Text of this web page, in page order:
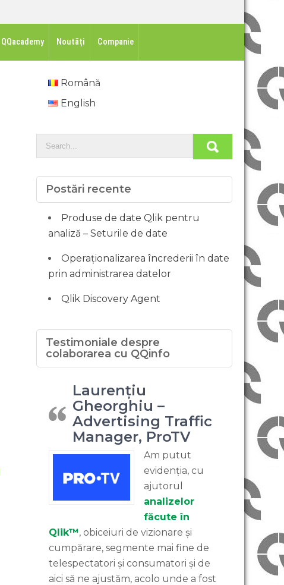
QQacademy Noutăți Companie
Română
English
Postări recente
Produse de date Qlik pentru
analiză – Seturile de date
Operaționalizarea încrederii în date
prin administrarea datelor
Qlik Discovery Agent
Testimoniale despre
colaborarea cu QQinfo
Laurențiu
Gheorghiu –
Advertising Traffic
Manager, ProTV
Am putut
evidenția, cu
ajutorul
analizelor
făcute în
Qlik™, obiceiuri de vizionare și
cumpărare, segmente mai fine de
telespectatori și consumatori și de
aici să ne ajustăm, acolo unde a fost